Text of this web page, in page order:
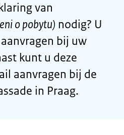
van
o pobytu) nodig? U
bij uw
kunt u deze
aanvragen bij de
in Praag.